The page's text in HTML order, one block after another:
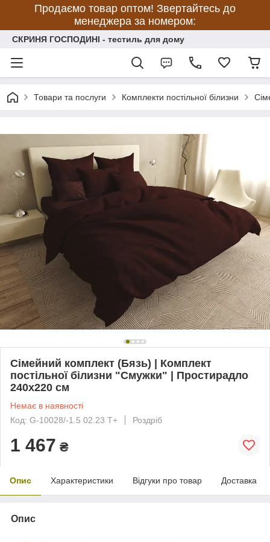
Продаємо товар оптом! Звертайтесь до
менеджера за номером:
СКРИНЯ ГОСПОДИНІ - тестиль для дому
Товари та послуги Комплекти постільної білизни
Сімейний комплект (Бязь) | Комплект
постільної білизни "Смужки" | Простирадло
240х220 см
Немає в наявності
Код: G-10028/-1.5 02.23 Т+
Роздріб
1 467 ₴
Опис Характеристики Відгуки про товар Доставка
Опис